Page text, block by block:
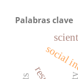
Palabras clave
social